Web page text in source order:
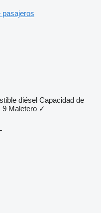
pasajeros
diésel Capacidad de
9 Maletero ✓